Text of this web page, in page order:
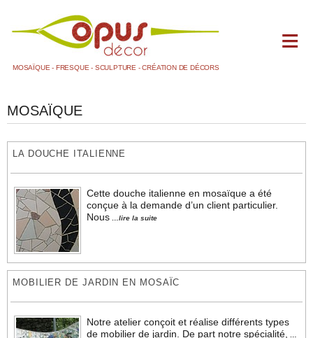
MOSAÏQUE - FRESQUE - SCULPTURE - CRÉATION DE DÉCORS
BLOG
1 SALLE DE BAIN
2 AUTRES
LA SCULPTURE ET LE MOULAGE
LE MAQUETTISME
LES DÉCORS
LES FACTICES ALIMENTAIRES
+
MOSAÏQUE
LA DOUCHE ITALIENNE
Cette douche italienne en mosaïque a été
conçue à la demande d’un client particulier.
Nous …lire la suite
MOBILIER DE JARDIN EN MOSAÏC
Notre atelier conçoit et réalise différents types
de mobilier de jardin. De part notre spécialité,